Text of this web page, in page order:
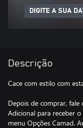
DIGITE A SUA
Descrição
Cace com estilo com
Depois de comprar,
Adicional para receber
menu Opções Camad.